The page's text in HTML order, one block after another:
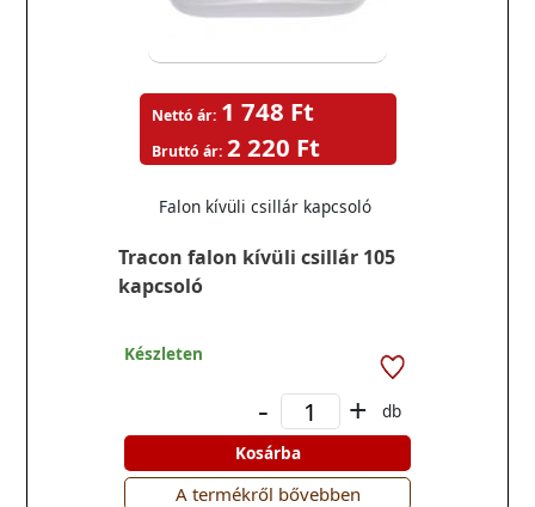
Tracon falon kívüli csillár 105
kapcsoló
Falon kívüli csillár kapcsoló
Nettó ár: 1 748 Ft
Bruttó ár: 2 220 Ft
Készleten
- +
db
Kosárba
A termékről bővebben